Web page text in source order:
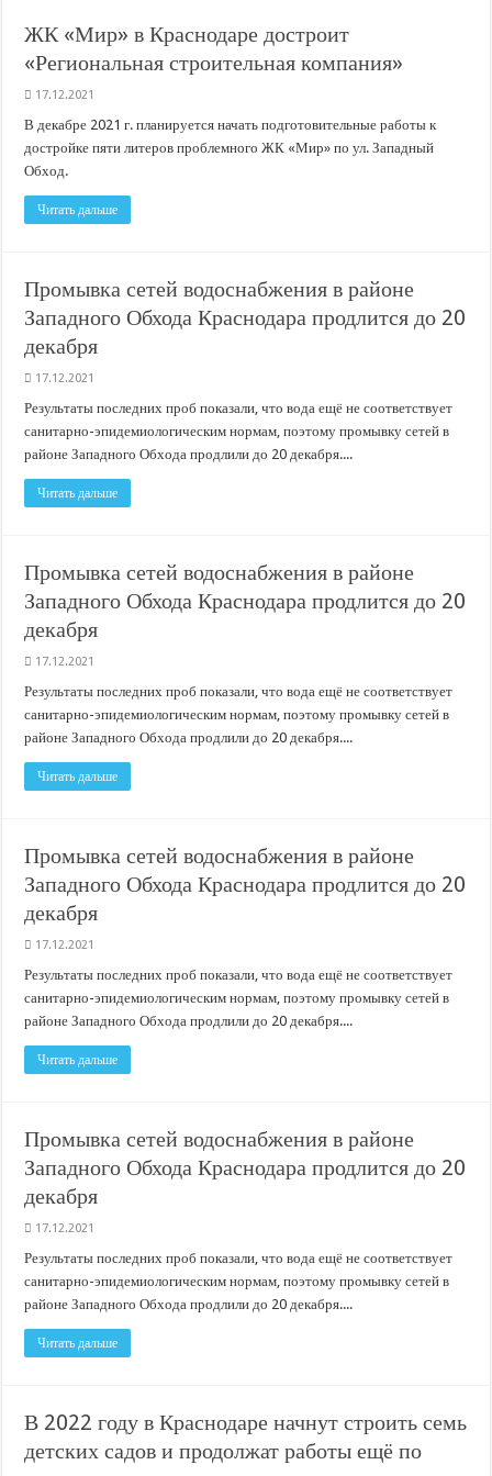
Важные правила обращения в вашу страховую компанию
В городах и районах Кубани отметили День России
ЖК «Мир» в Краснодаре достроит
«Региональная строительная компания»
17.12.2021
В декабре 2021 г. планируется начать подготовительные работы к
достройке пяти литеров проблемного ЖК «Мир» по ул. Западный
Обход.
Читать дальше
Промывка сетей водоснабжения в районе
Западного Обхода Краснодара продлится до 20
декабря
17.12.2021
Результаты последних проб показали, что вода ещё не соответствует
санитарно-эпидемиологическим нормам, поэтому промывку сетей в
районе Западного Обхода продлили до 20 декабря....
Читать дальше
Промывка сетей водоснабжения в районе
Западного Обхода Краснодара продлится до 20
декабря
17.12.2021
Результаты последних проб показали, что вода ещё не соответствует
санитарно-эпидемиологическим нормам, поэтому промывку сетей в
районе Западного Обхода продлили до 20 декабря....
Читать дальше
Промывка сетей водоснабжения в районе
Западного Обхода Краснодара продлится до 20
декабря
17.12.2021
Результаты последних проб показали, что вода ещё не соответствует
санитарно-эпидемиологическим нормам, поэтому промывку сетей в
районе Западного Обхода продлили до 20 декабря....
Читать дальше
Промывка сетей водоснабжения в районе
Западного Обхода Краснодара продлится до 20
декабря
17.12.2021
Результаты последних проб показали, что вода ещё не соответствует
санитарно-эпидемиологическим нормам, поэтому промывку сетей в
районе Западного Обхода продлили до 20 декабря....
Читать дальше
В 2022 году в Краснодаре начнут строить семь
детских садов и продолжат работы ещё по